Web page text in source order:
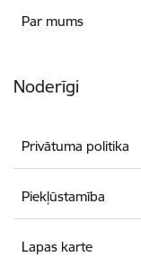
Par mums
Noderīgi
Privātuma politika
Piekļūstamība
Lapas karte